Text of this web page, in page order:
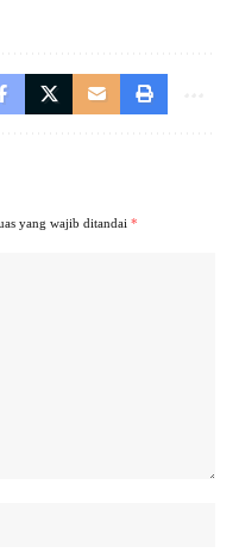
yang wajib ditandai *